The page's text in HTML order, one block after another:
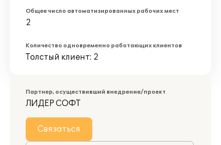
Общее число автоматизированных рабочих мест
2
Количество одновременно работающих клиентов
Толстый клиент: 2
Партнер, осуществивший внедрение/проект
ЛИДЕР СОФТ
Связаться